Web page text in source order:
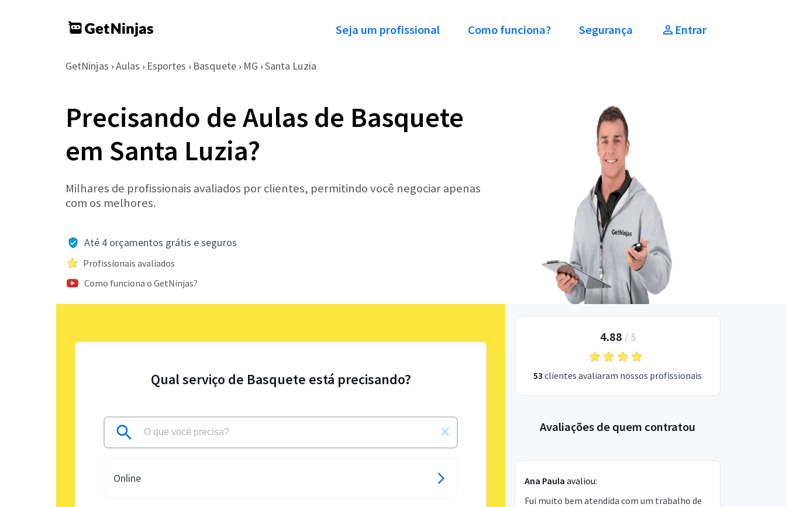
Seja um profissional Como funciona? Segurança Entrar
GetNinjas › Aulas › Esportes › Basquete › MG › Santa Luzia
Precisando de Aulas de Basquete
em Santa Luzia?
Milhares de profissionais avaliados por clientes, permitindo você negociar apenas
com os melhores.
Até 4 orçamentos grátis e seguros
Profissionais avaliados
Como funciona o GetNinjas?
Qual serviço de Basquete está precisando?
Online
4.88 / 5
53 clientes avaliaram nossos profissionais
Avaliações de quem contratou
Ana Paula avaliou:
Fui muito bem atendida com um trabalho de